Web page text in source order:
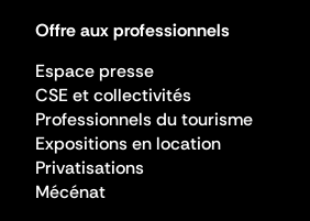
Offre aux professionnels
Espace presse
CSE et collectivités
Professionnels du tourisme
Expositions en location
Privatisations
Mécénat